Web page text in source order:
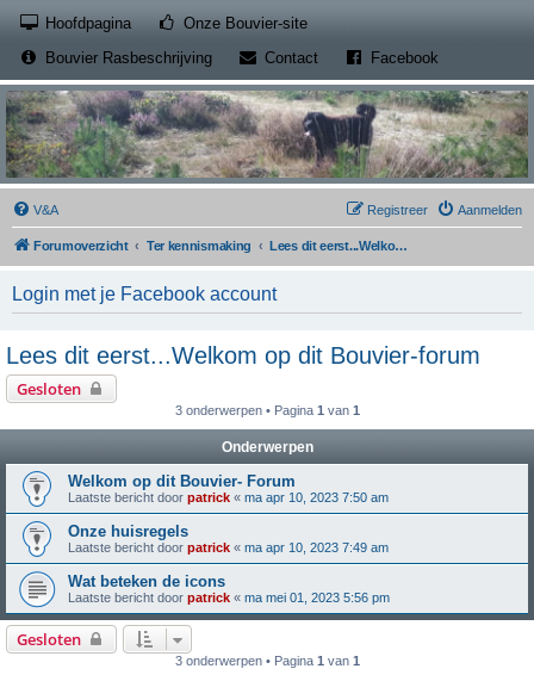
Hoofdpagina Onze Bouvier-site(Opens a new tab)
Bouvier Rasbeschrijving
Contact(Opens a new tab)
Facebook
V&A Aanmelden
Registreer
Forumoverzicht Ter kennismaking Lees dit eerst...Welkom op dit Bouvier-forum
Login met je Facebook account
Lees dit eerst...Welkom op dit Bouvier-forum
Gesloten
3 onderwerpen • Pagina 1 van 1
Onderwerpen
Welkom op dit Bouvier- Forum
Laatste bericht door patrick « ma apr 10, 2023 7:50 am
Onze huisregels
Laatste bericht door patrick « ma apr 10, 2023 7:49 am
Wat beteken de icons
Laatste bericht door patrick « ma mei 01, 2023 5:56 pm
Gesloten
3 onderwerpen • Pagina 1 van 1